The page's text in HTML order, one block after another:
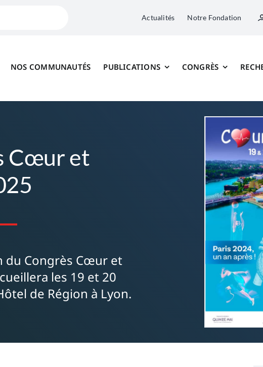
Actualités Notre Fondation
NOS COMMUNAUTÉS PUBLICATIONS CONGRÈS
Cœur et
du Congrès Cœur et
les 19 et 20
de Région à Lyon.